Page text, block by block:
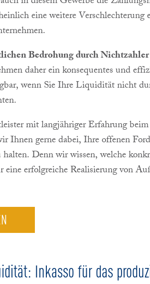
eine weitere
Bedrohung durch Nichtzahler
daher ein konsequentes und
wenn Sie Ihre Liquidität nicht
mit langjähriger Erfahrung
Ihnen gerne dabei, Ihre offenen
Denn wir wissen, welche
erfolgreiche Realisierung von
Inkassofür das